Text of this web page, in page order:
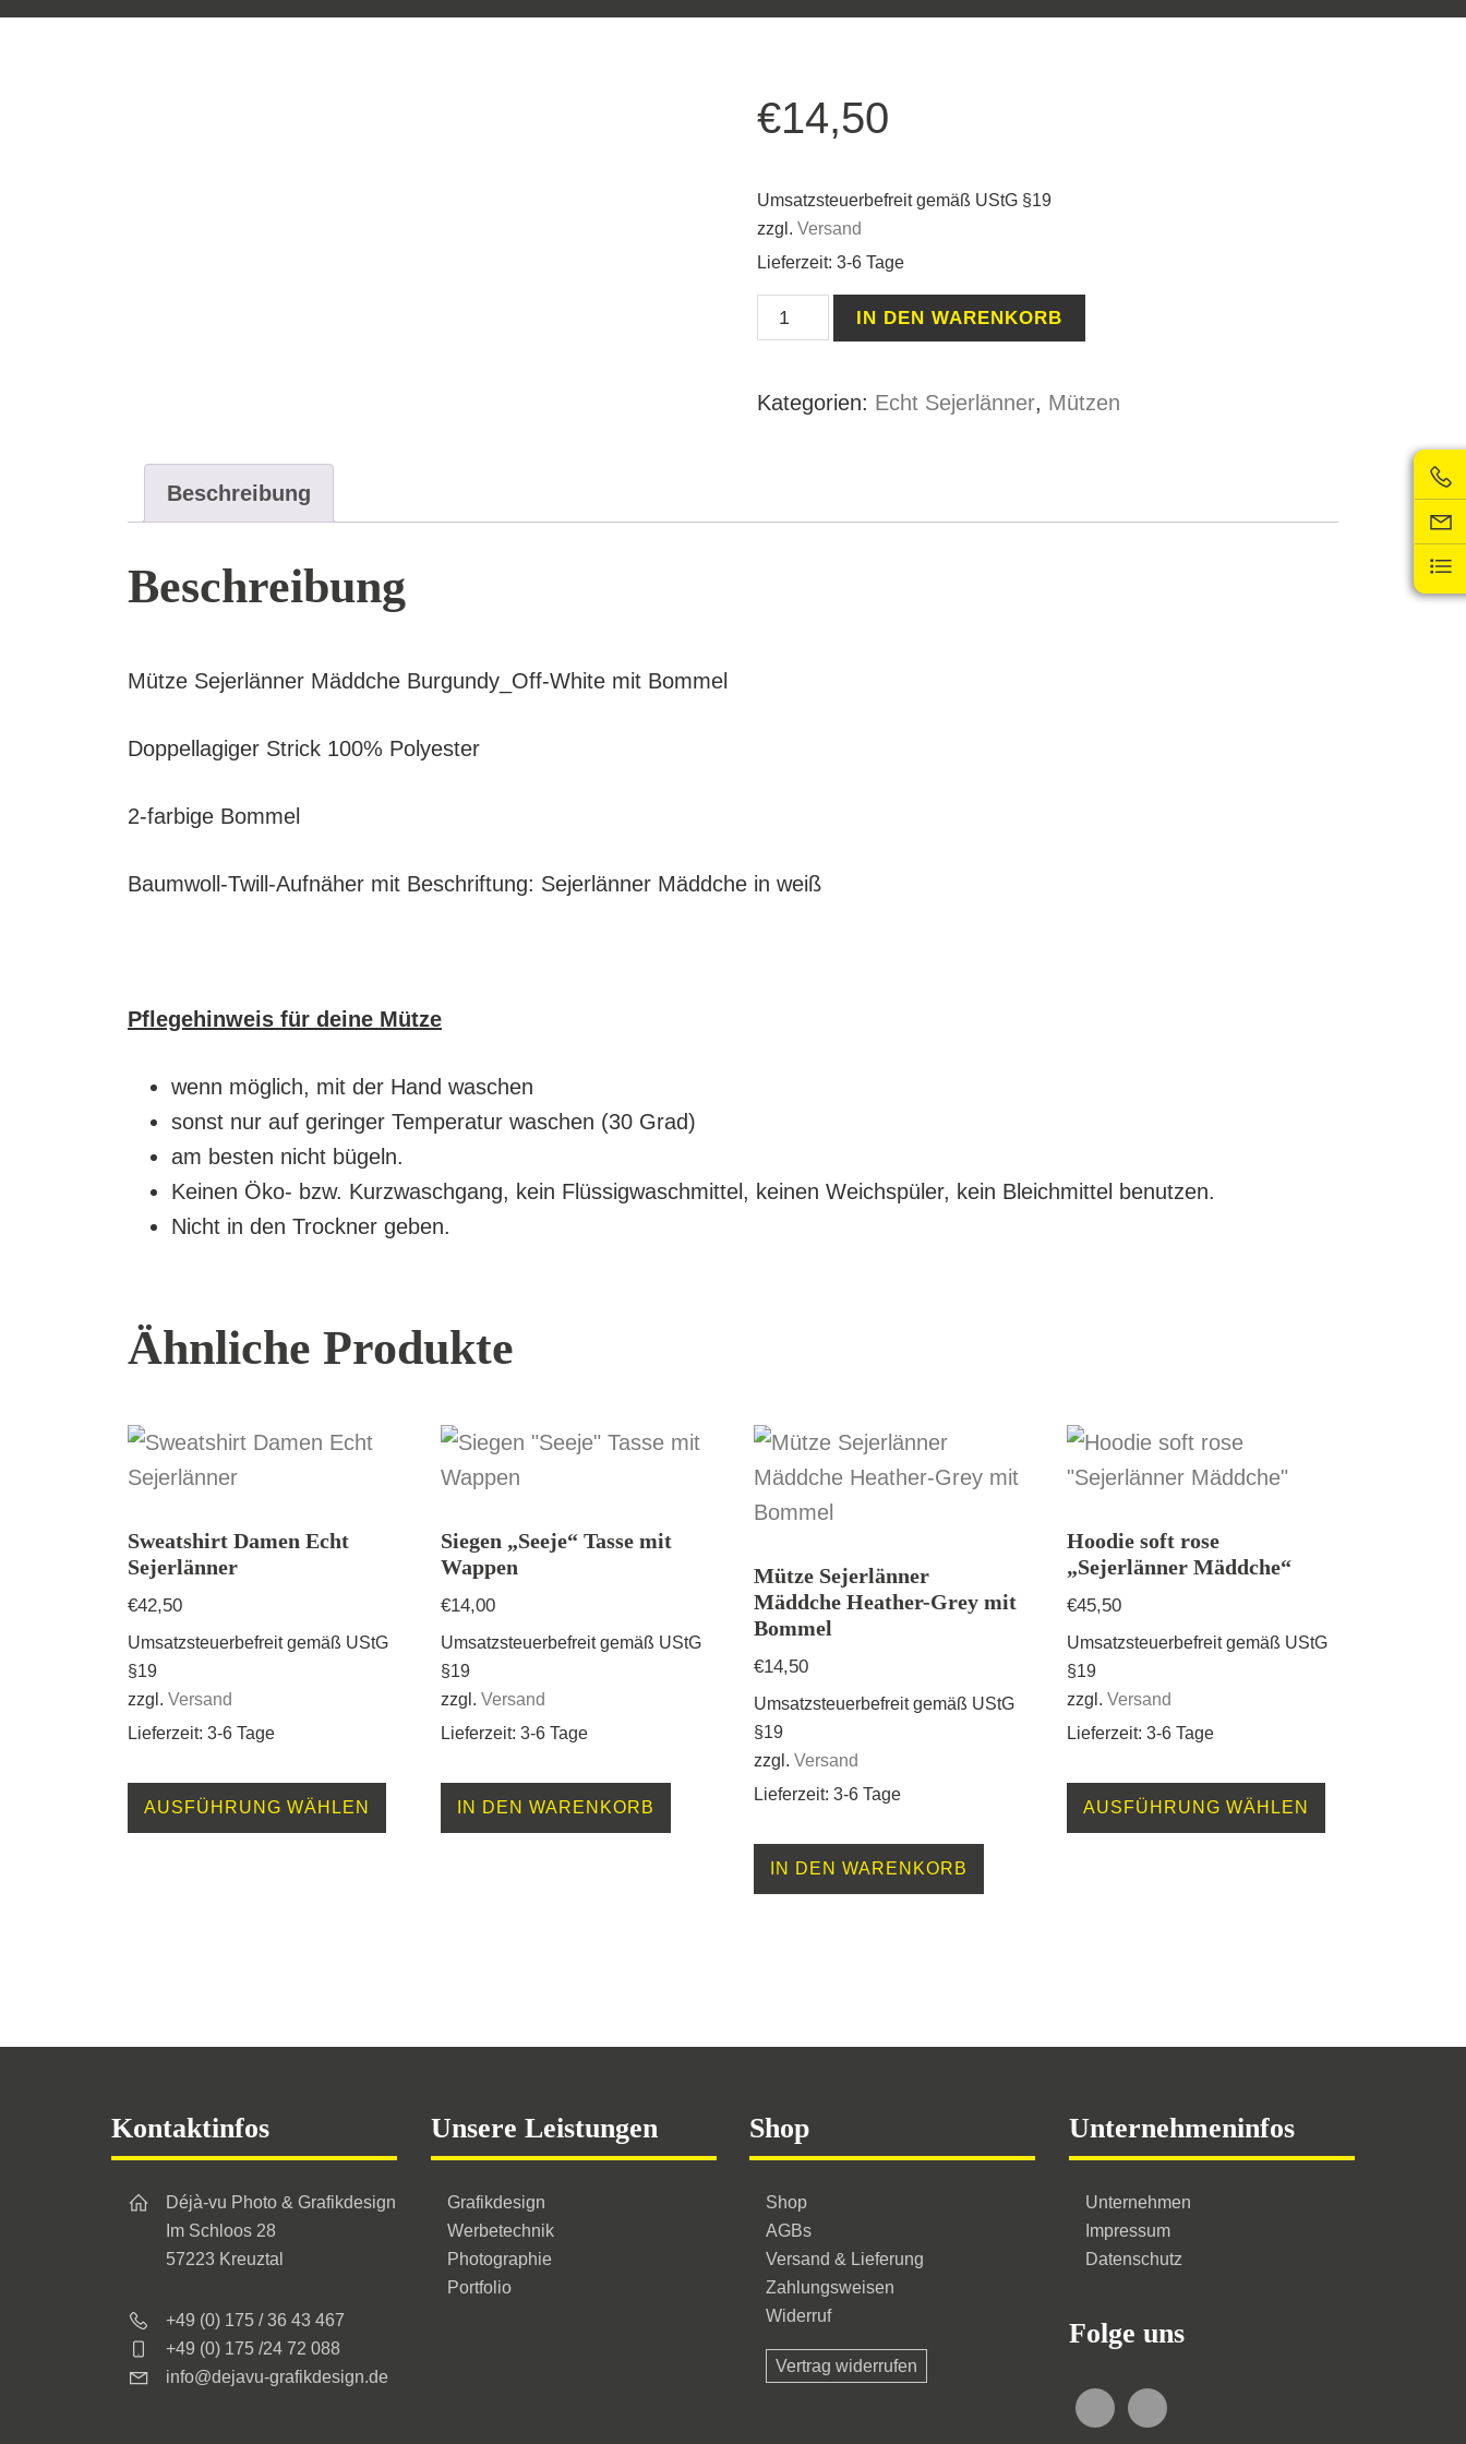
€14,50
Umsatzsteuerbefreit gemäß UStG §19
zzgl.Versand
Lieferzeit: 3-6 Tage
Mütze
Sejerlänner
Burgundy_Off-
Bommel
IN DEN WARENKORB
Kategorien: Echt Sejerlänner, Mützen
Beschreibung
Beschreibung
Mütze Sejerlänner Mäddche Burgundy_Off-White mit Bommel
Doppellagiger Strick 100% Polyester
2-farbige Bommel
Baumwoll-Twill-Aufnäher mit Beschriftung: Sejerlänner Mäddche in weiß
Pflegehinweis für deine Mütze
wenn möglich, mit der Hand waschen
sonst nur auf geringer Temperatur waschen (30 Grad)
am besten nicht bügeln.
Keinen Öko- bzw. Kurzwaschgang, kein Flüssigwaschmittel, keinen Weichspüler, kein Bleichmittel benutzen.
Nicht in den Trockner geben.
Ähnliche Produkte
Sweatshirt Damen Echt
Sejerlänner
€42,50
Umsatzsteuerbefreit gemäß UStG
§19
zzgl. Versand
Lieferzeit: 3-6 Tage
AUSFÜHRUNG WÄHLEN
Dieses
Produkt
Produktseite
gewählt
werden
Siegen „Seeje“ Tasse mit
Wappen
€14,00
Umsatzsteuerbefreit gemäß UStG
§19
zzgl. Versand
Lieferzeit: 3-6 Tage
IN DEN WARENKORB
Mütze Sejerlänner
Mäddche Heather-Grey mit
Bommel
€14,50
Umsatzsteuerbefreit gemäß UStG
§19
zzgl. Versand
Lieferzeit: 3-6 Tage
IN DEN WARENKORB
Hoodie soft rose
„Sejerlänner Mäddche“
€45,50
Umsatzsteuerbefreit gemäß UStG
§19
zzgl. Versand
Lieferzeit: 3-6 Tage
AUSFÜHRUNG WÄHLEN
Dieses
Produktseite
FooterKontaktinfos
Déjà-vu Photo & Grafikdesign
Im Schloos 28
57223 Kreuztal
+49 (0) 175 / 36 43 467
+49 (0) 175 /24 72 088
info@dejavu-grafikdesign.de
Unsere Leistungen
Grafikdesign
Werbetechnik
Photographie
Portfolio
Shop
Shop
AGBs
Versand & Lieferung
Zahlungsweisen
Widerruf
Vertrag widerrufen
Unternehmeninfos
Unternehmen
Impressum
Datenschutz
Folge uns